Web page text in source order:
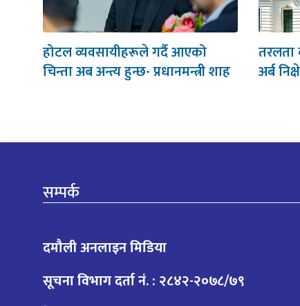
होटल व्यवसायीहरूले गर्दै आएको
चिन्ता अब अन्त्य हुन्छ- प्रधानमन्त्री शाह
तरलता
अर्ब
सम्पर्क
दमौली अनलाइन मिडिया
सूचना विभाग दर्ता नं. : २८४२-२०७८/७९